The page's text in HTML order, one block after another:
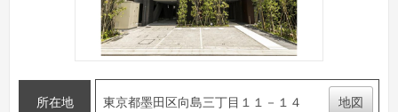
所在地 東京都墨田区向島三丁目１１－１４ 地図